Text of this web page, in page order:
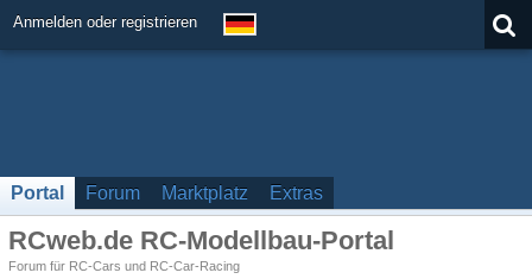
Anmelden oder registrieren
Portal Forum Marktplatz Extras
RCweb.de RC-Modellbau-Portal
Forum für RC-Cars und RC-Car-Racing